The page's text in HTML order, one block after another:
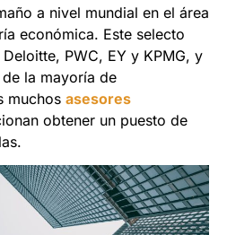
a nivel mundial en el área
económica. Este selecto
PWC, EY y KPMG, y
la mayoría de
muchos asesores
obtener un puesto de